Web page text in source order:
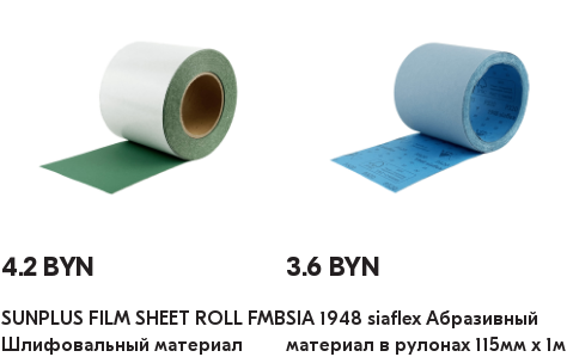
4.2 BYN
SUNPLUS FILM SHEET ROLL FMB
Шлифовальный материал
3.6 BYN
SIA 1948 siaflex Абразивный
материал в рулонах 115мм х 1м